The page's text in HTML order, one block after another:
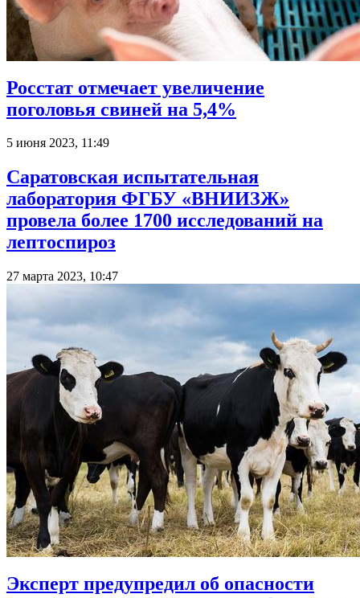
Росстат отмечает увеличение
поголовья свиней на 5,4%
5 июня 2023, 11:49
Саратовская испытательная
лаборатория ФГБУ «ВНИИЗЖ»
провела более 1700 исследований на
лептоспироз
27 марта 2023, 10:47
Эксперт предупредил об опасности